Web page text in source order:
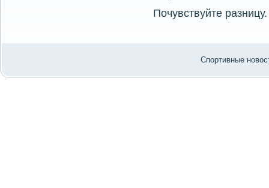
Почувствуйте разницу.
Спортивные